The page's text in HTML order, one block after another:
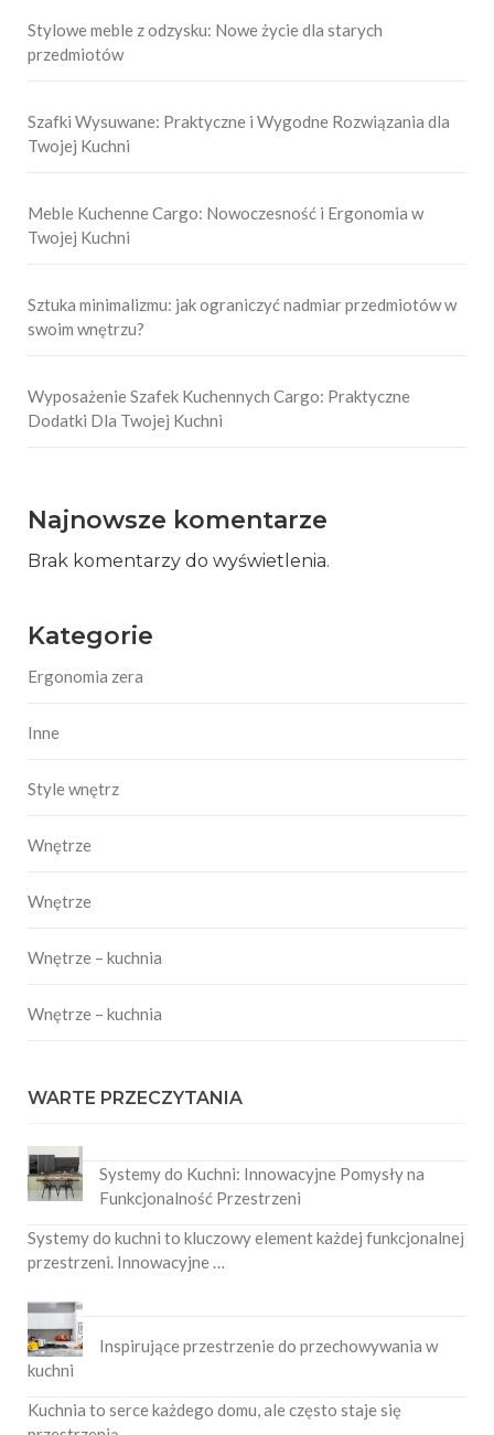
Stylowe meble z odzysku: Nowe życie dla starych
przedmiotów
Szafki Wysuwane: Praktyczne i Wygodne Rozwiązania dla
Twojej Kuchni
Meble Kuchenne Cargo: Nowoczesność i Ergonomia w
Twojej Kuchni
Sztuka minimalizmu: jak ograniczyć nadmiar przedmiotów w
swoim wnętrzu?
Wyposażenie Szafek Kuchennych Cargo: Praktyczne
Dodatki Dla Twojej Kuchni
Najnowsze komentarze
Brak komentarzy do wyświetlenia.
Kategorie
Ergonomia zera
Inne
Style wnętrz
Wnętrze
Wnętrze
Wnętrze – kuchnia
Wnętrze – kuchnia
WARTE PRZECZYTANIA
Systemy do Kuchni: Innowacyjne Pomysły na
Funkcjonalność Przestrzeni
Systemy do kuchni to kluczowy element każdej funkcjonalnej
przestrzeni. Innowacyjne …
Inspirujące przestrzenie do przechowywania w
kuchni
Kuchnia to serce każdego domu, ale często staje się